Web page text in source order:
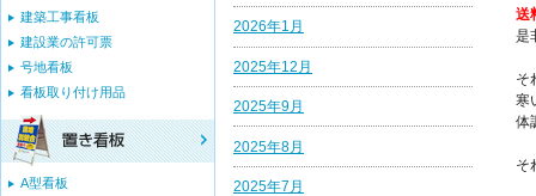
送
是
そ
寒
体
そ
2026年1月
2025年12月
2025年9月
2025年8月
2025年7月
建築工事看板
建設業の許可票
号地看板
看板取り付け用品
A型看板